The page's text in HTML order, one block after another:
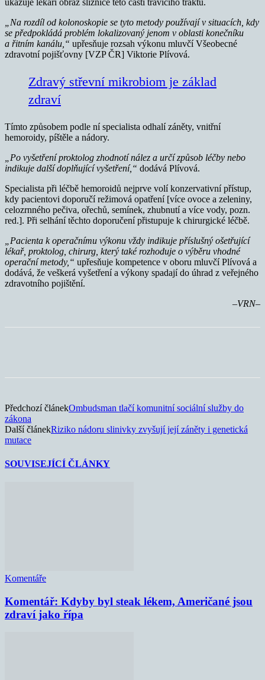
ukazuje lékaři obraz sliznice této části trávicího traktu.
„Na rozdíl od kolonoskopie se tyto metody používají v situacích, kdy
se předpokládá problém lokalizovaný jenom v oblasti konečníku
a řitním kanálu,“ upřesňuje rozsah výkonu mluvčí Všeobecné
zdravotní pojišťovny [VZP ČR] Viktorie Plívová.
Zdravý střevní mikrobiom je základ
zdraví
Tímto způsobem podle ní specialista odhalí záněty, vnitřní
hemoroidy, píštěle a nádory.
„Po vyšetření proktolog zhodnotí nález a určí způsob léčby nebo
indikuje další doplňující vyšetření,“ dodává Plívová.
Specialista při léčbě hemoroidů nejprve volí konzervativní přístup,
kdy pacientovi doporučí režimová opatření [více ovoce a zeleniny,
celozrnného pečiva, ořechů, semínek, zhubnutí a více vody, pozn.
red.]. Při selhání těchto doporučení přistupuje k chirurgické léčbě.
„Pacienta k operačnímu výkonu vždy indikuje příslušný ošetřující
lékař, proktolog, chirurg, který také rozhoduje o výběru vhodné
operační metody,“ upřesňuje kompetence v oboru mluvčí Plívová a
dodává, že veškerá vyšetření a výkony spadají do úhrad z veřejného
zdravotního pojištění.
–VRN–
Předchozí článekOmbudsman tlačí komunitní sociální služby do
zákona
Další článekRiziko nádoru slinivky zvyšují její záněty i genetická
mutace
SOUVISEJÍCÍ ČLÁNKY
Komentáře
Komentář: Kdyby byl steak lékem, Američané jsou
zdraví jako řípa